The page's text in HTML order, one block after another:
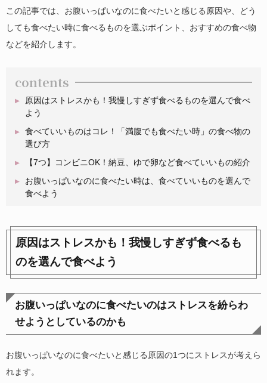
この記事では、お腹いっぱいなのに食べたいと感じる原因や、どう
しても食べたい時に食べるものを選ぶポイント、おすすめの食べ物
などを紹介します。
contents
原因はストレスかも！我慢しすぎず食べるものを選んで食べ
よう
食べていいものはコレ！「満腹でも食べたい時」の食べ物の
選び方
【7つ】コンビニOK！納豆、ゆで卵など食べていいもの紹介
お腹いっぱいなのに食べたい時は、食べていいものを選んで
食べよう
原因はストレスかも！我慢しすぎず食べるも
のを選んで食べよう
お腹いっぱいなのに食べたいのはストレスを紛らわ
せようとしているのかも
お腹いっぱいなのに食べたいと感じる原因の1つにストレスが考えら
れます。